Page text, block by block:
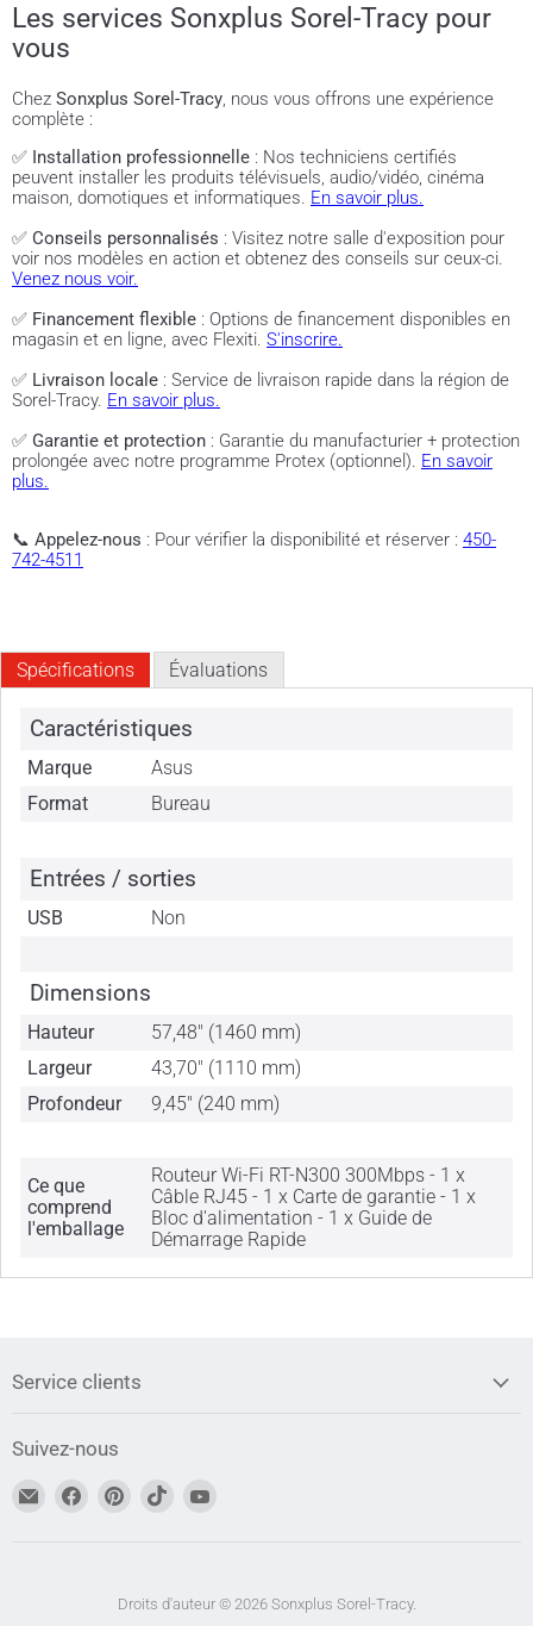
Les services Sonxplus Sorel-Tracy pour
vous
Chez Sonxplus Sorel-Tracy, nous vous offrons une expérience
complète :
✅ Installation professionnelle : Nos techniciens certifiés
peuvent installer les produits télévisuels, audio/vidéo, cinéma
maison, domotiques et informatiques. En savoir plus.
✅ Conseils personnalisés : Visitez notre salle d'exposition pour
voir nos modèles en action et obtenez des conseils sur ceux-ci.
Venez nous voir.
✅ Financement flexible : Options de financement disponibles en
magasin et en ligne, avec Flexiti. S'inscrire.
✅ Livraison locale : Service de livraison rapide dans la région de
Sorel-Tracy. En savoir plus.
✅ Garantie et protection : Garantie du manufacturier + protection
prolongée avec notre programme Protex (optionnel). En savoir
plus.
📞 Appelez-nous : Pour vérifier la disponibilité et réserver : 450-
742-4511
Spécifications Évaluations
Caractéristiques
Marque
Asus
Format
Bureau
Entrées / sorties
USB Non
Dimensions
Hauteur
57,48" (1460 mm)
Largeur
43,70" (1110 mm)
Profondeur
9,45" (240 mm)
Ce que
comprend
l'emballage
Routeur Wi-Fi RT-N300 300Mbps - 1 x
Câble RJ45 - 1 x Carte de garantie - 1 x
Bloc d'alimentation - 1 x Guide de
Démarrage Rapide
Service clients
Suivez-nous
Trouvez-Trouvez-Trouvez-Trouvez-
Droits d'auteur © 2026 Sonxplus Sorel-Tracy.